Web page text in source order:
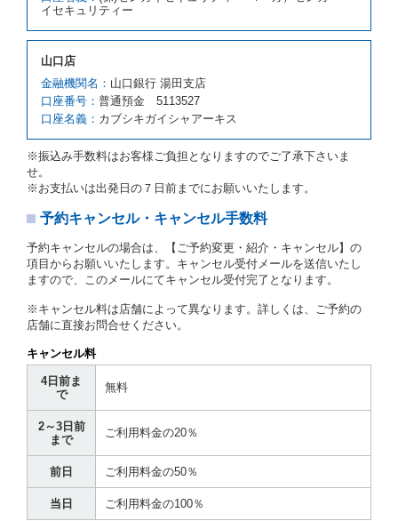
４項の予約の取消しとして取り扱い、当社は受領済の
予約申込金を返還するものとします。
原因が、当社の責に帰さない事由による時には第４条
第５項の予約の取消しとして取り扱い、当社は受領済
の予約申込金を返還するものとします。
第６条（免責）
当社及び借受人は、予約が取り消され、又は貸渡契約
が締結されなかったことについて、第４条及び第５条
に定める場合を除き、相互に何らの請求をしないもの
とします。
第３章／貸 渡 し
第７条（貸渡契約の締結）
借受人は第２条第１項に定める借受条件を明示し、当
貸渡契約を締結するものとします。ただし、貸し渡す
ことができるレンタカーがない場合又は借受人若しく
は運転者が第８条第１項若しくは第２項各号のいずれ
かに該当する場合を除きます。
貸渡契約を締結した場合、借受人は当社に第１0条第
１項に定める貸渡料金を支払うものとします。
運転者の義務と定められた事項を遵守するものとしま
す。
当社は、監督官庁の基本通達（注１）に基づき、貸渡
運転者の氏名、住所、運転免許の種類及び運転免許証
イセキュリティー
山口店
金融機関名： 山口銀行 湯田支店
口座番号： 普通預金 5113527
口座名義： カブシキガイシャアーキス
※振込み手数料はお客様ご負担となりますのでご了承下さいま
せ。
※お支払いは出発日の７日前までにお願いいたします。
予約キャンセル・キャンセル手数料
予約キャンセルの場合は、【ご予約変更・紹介・キャンセル】の
項目からお願いいたします。キャンセル受付メールを送信いたし
ますので、このメールにてキャンセル受付完了となります。
※キャンセル料は店舗によって異なります。詳しくは、ご予約の
店舗に直接お問合せください。
キャンセル料
4日前ま
で
無料
2～3日前
まで
ご利用料金の20％
前日 ご利用料金の50％
当日 ご利用料金の100％